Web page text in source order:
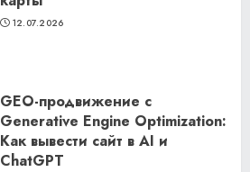
12.07.2026
GEO-продвижение с
Generative Engine Optimization:
Как вывести сайт в AI и
ChatGPT